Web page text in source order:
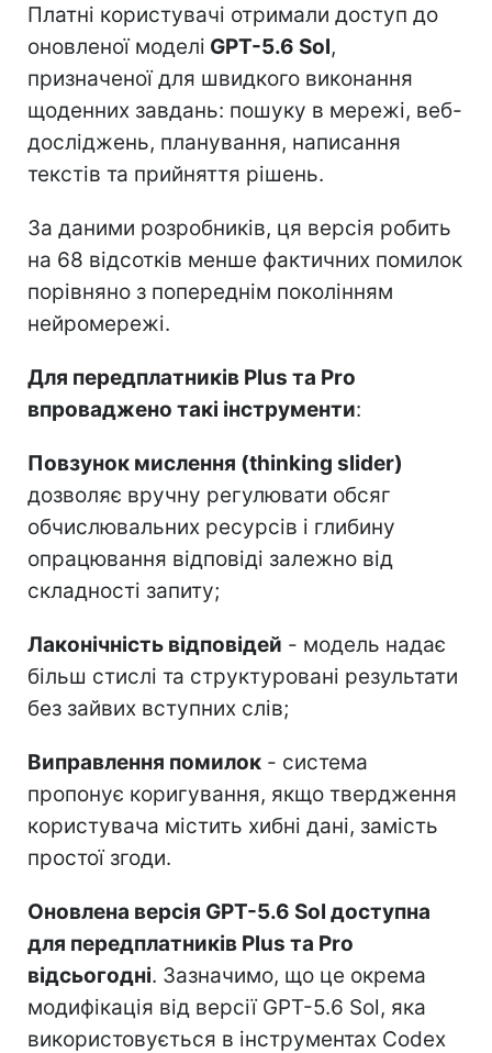
Платні користувачі отримали доступ до
оновленої моделі GPT-5.6 Sol,
призначеної для швидкого виконання
щоденних завдань: пошуку в мережі, веб-
досліджень, планування, написання
текстів та прийняття рішень.
За даними розробників, ця версія робить
на 68 відсотків менше фактичних помилок
порівняно з попереднім поколінням
нейромережі.
Для передплатників Plus та Pro
впроваджено такі інструменти:
Повзунок мислення (thinking slider)
дозволяє вручну регулювати обсяг
обчислювальних ресурсів і глибину
опрацювання відповіді залежно від
складності запиту;
Лаконічність відповідей - модель надає
більш стислі та структуровані результати
без зайвих вступних слів;
Виправлення помилок - система
пропонує коригування, якщо твердження
користувача містить хибні дані, замість
простої згоди.
Оновлена версія GPT-5.6 Sol доступна
для передплатників Plus та Pro
відсьогодні. Зазначимо, що це окрема
модифікація від версії GPT-5.6 Sol, яка
використовується в інструментах Codex